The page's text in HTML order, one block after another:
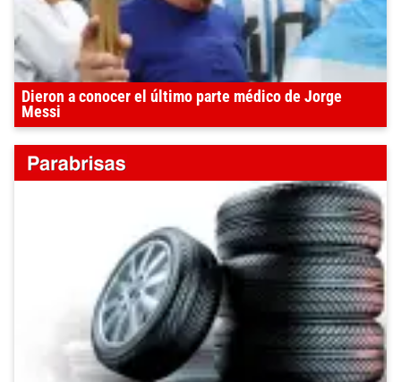
Dieron a conocer el último parte médico de Jorge
Messi